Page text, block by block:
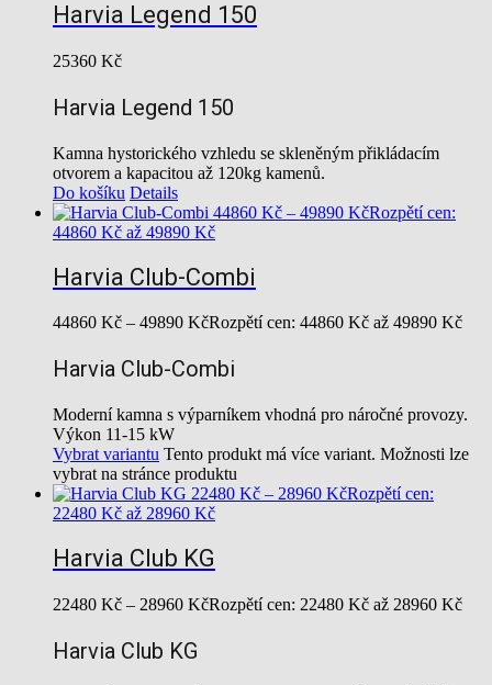
Harvia Legend 150
25360 Kč
Harvia Legend 150
Kamna hystorického vzhledu se skleněným přikládacím
otvorem a kapacitou až 120kg kamenů.
Do košíku Details
44860 Kč – 49890 KčRozpětí cen:
44860 Kč až 49890 Kč
Harvia Club-Combi
44860 Kč – 49890 KčRozpětí cen: 44860 Kč až 49890 Kč
Harvia Club-Combi
Moderní kamna s výparníkem vhodná pro náročné provozy.
Výkon 11-15 kW
Vybrat variantu Tento produkt má více variant. Možnosti lze
vybrat na stránce produktu
22480 Kč – 28960 KčRozpětí cen:
22480 Kč až 28960 Kč
Harvia Club KG
22480 Kč – 28960 KčRozpětí cen: 22480 Kč až 28960 Kč
Harvia Club KG